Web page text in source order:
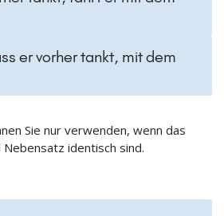
er vorher tankt, mit dem
Sie nur verwenden, wenn das
identisch sind.